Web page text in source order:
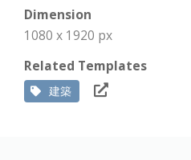
Dimension
1080 x 1920 px
Related Templates
建築